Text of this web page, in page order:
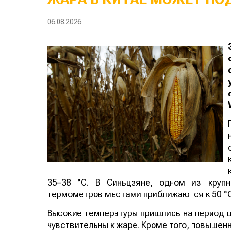
06.08.2026
35–38 °C. В Синьцзяне, одном из
термометров местами приближаются к 50
Высокие температуры пришлись на период
чувствительны к жаре. Кроме того,